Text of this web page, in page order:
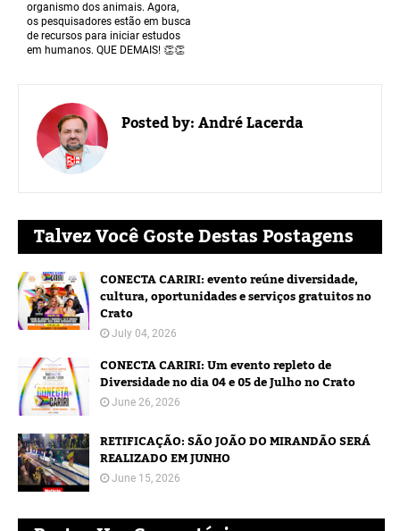
organismo dos animais. Agora,
os pesquisadores estão em busca
de recursos para iniciar estudos
em humanos. QUE DEMAIS! 👏👏
Posted by:André Lacerda
Talvez Você Goste Destas Postagens
CONECTA CARIRI: evento reúne diversidade,
cultura, oportunidades e serviços gratuitos no
Crato
July 04, 2026
CONECTA CARIRI: Um evento repleto de
Diversidade no dia 04 e 05 de Julho no Crato
June 26, 2026
RETIFICAÇÃO: SÃO JOÃO DO MIRANDÃO SERÁ
REALIZADO EM JUNHO
June 15, 2026